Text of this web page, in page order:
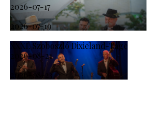
2026-07-17
-
2026-07-19
XXXI. Szoboszló Dixieland-Tage
2026-08-21
-
2026-08-23